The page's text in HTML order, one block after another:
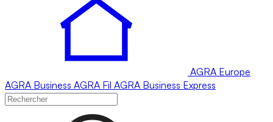
AGRA Europe
AGRA Business AGRA Fil AGRA Business Express